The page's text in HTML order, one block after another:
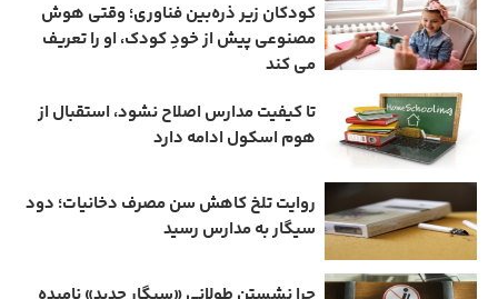
کودکان زیر ذره‌بین فناوری؛ وقتی هوش
مصنوعی پیش از خودِ کودک، او را تعریف
می ‌کند
تا کیفیت مدارس اصلاح نشود، استقبال از
هوم ‌اسکول ادامه دارد
روایت تلخ کاهش سن مصرف دخانیات؛ دود
سیگار به مدارس رسید